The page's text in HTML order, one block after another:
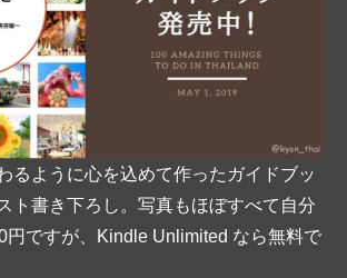
るように心を込めて作ったガイドブッ
ト書き下ろし。写真もほぼすべて自分
円ですが、Kindle Unlimited なら無料で